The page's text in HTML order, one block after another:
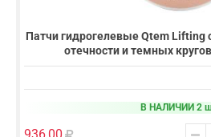
Патчи гидрогелевые Qtem Lifting
отечности и темных
В НАЛИЧИИ 2